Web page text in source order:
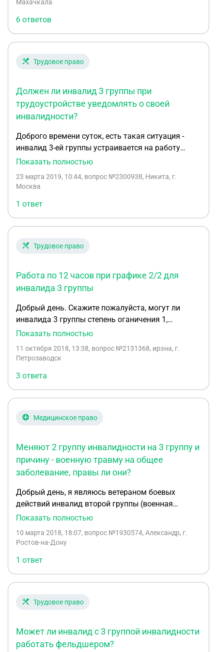
Махачкала
6 ответов
Трудовое право
Должен ли инвалид 3 группы при
трудоустройстве уведомлять о своей
инвалидности?
Доброго времени суток, есть такая ситуация -
инвалид 3-ей группы устраивается на работу
ранее не имея трудовой книжки. 1) обязан ли он
случае вообще официально оформляться 3) если
начинает отчислять в пенсионный - может ли
второй узнать об инвалидности через обычные
бюрократические операции? 4) существуют ли
какие-то льготы (налоговые, к примеру) для
самого работодателя при приёме на работу
сообщить об инвалидности и официальный
график (который по ТК должен быть меньше по
инвалидности) не соответствует нормам? 6)
какой процент пенсии по инвалидности будет
утерян в связи с официальным заработком?
Показать полностью
23 марта 2019, 10:44, вопрос №2300938, Никита, г.
Москва
1 ответ
Трудовое право
Работа по 12 часов при графике 2/2 для
инвалида 3 группы
Добрый день. Скажите пожалуйста, могут ли
инвалида 3 группы степень оганичения 1,
заставить работать по 12 часов 2/2. Какие для
Как производиться оплата? И самое главное
Показать полностью
11 октября 2018, 13:38, вопрос №2131368, ирэна, г.
Петрозаводск
3 ответа
Медицинское право
Меняют 2 группу инвалидности на 3 группу и
причину - военную травму на общее
заболевание, правы ли они?
Добрый день, я являюсь ветераном боевых
действий инвалид второй группы (военная
травма), группу инвалидности подтверждаю
для очередного переосвидетельствования в
после прохождения медкомиссии сняли вторую
группу, и сменили -военную травму на общее
заболевание, мотивируя тем что у меня нет
военномедицинских документов, справки ВВК.
Подтверждение моего ранения (тяжёлая
заверенная командиром части и печатью в графе
о ранениях, ещё есть справка заверенная
Показать полностью
10 марта 2018, 18:07, вопрос №1930574, Александр, г.
Ростов-на-Дону
1 ответ
Трудовое право
Может ли инвалид с 3 группой инвалидности
работать фельдшером?